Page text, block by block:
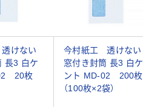
けない
長3 白ケ
20枚
今村紙工 透けない
窓付き封筒 長3 白ケ
ント MD-02 200枚
（100枚×2袋）